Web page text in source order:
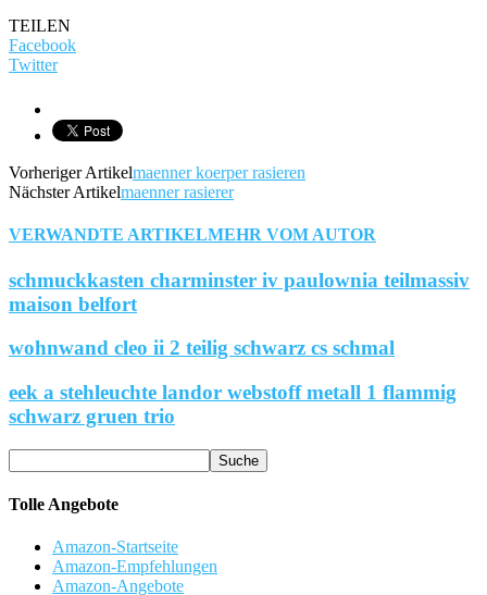
TEILEN
Facebook
Twitter
Vorheriger Artikelmaenner koerper rasieren
Nächster Artikelmaenner rasierer
VERWANDTE ARTIKELMEHR VOM AUTOR
schmuckkasten charminster iv paulownia teilmassiv
maison belfort
wohnwand cleo ii 2 teilig schwarz cs schmal
eek a stehleuchte landor webstoff metall 1 flammig
schwarz gruen trio
Tolle Angebote
Amazon-Startseite
Amazon-Empfehlungen
Amazon-Angebote